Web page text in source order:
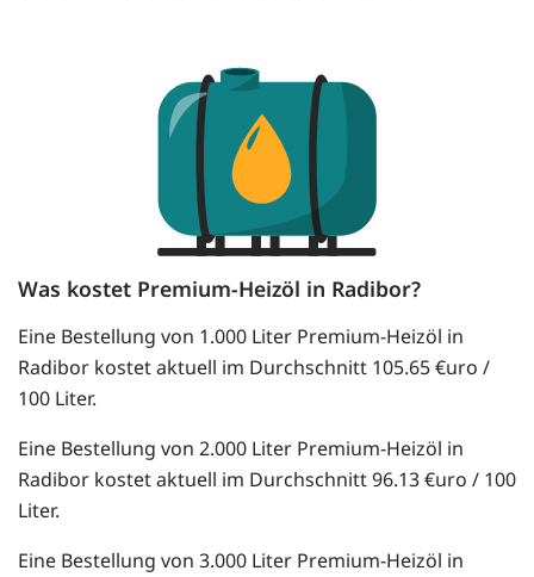
Was kostet Premium-Heizöl in Radibor?
Eine Bestellung von 1.000 Liter Premium-Heizöl in
Radibor kostet aktuell im Durchschnitt 105.65 €uro /
100 Liter.
Eine Bestellung von 2.000 Liter Premium-Heizöl in
Radibor kostet aktuell im Durchschnitt 96.13 €uro / 100
Liter.
Eine Bestellung von 3.000 Liter Premium-Heizöl in